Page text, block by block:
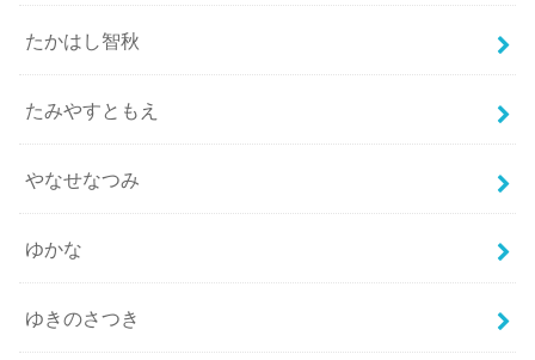
たかはし智秋
たみやすともえ
やなせなつみ
ゆかな
ゆきのさつき